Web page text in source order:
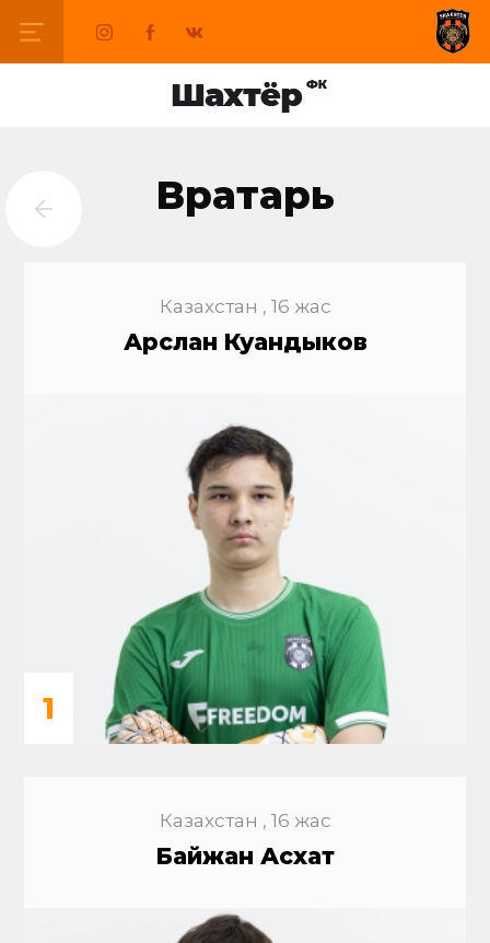
Вратарь
Казахстан , 16 жас
Арслан Куандыков
1
Казахстан , 16 жас
Байжан Асхат